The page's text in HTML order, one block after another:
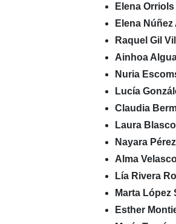
Elena Orriols
Elena Núñez
Raquel Gil
Ainhoa
Nuria
Lucía
Claudia
Laura
Nayara
Alma
Lía Rivera
Marta López
Esther